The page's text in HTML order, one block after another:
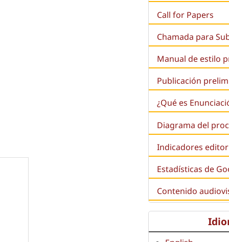
Call for Papers
Chamada para
Manual de estilo
Publicación
¿Qué es
Diagrama del
Indicadores
Estadísticas de
Contenido